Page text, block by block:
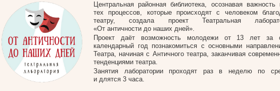
Центральная районная библиотека, осознавая важность
тех процессов, которые происходят с человеком
театру, создала проект Театральная
«От античности до наших дней».
Проект даёт возможность молодежи от 13 лет за
календарный год познакомиться с основными
Театра, начиная с Античного театра, заканчивая
тенденциями театра.
Занятия лаборатории проходят раз в неделю по
и длятся 3 часа.